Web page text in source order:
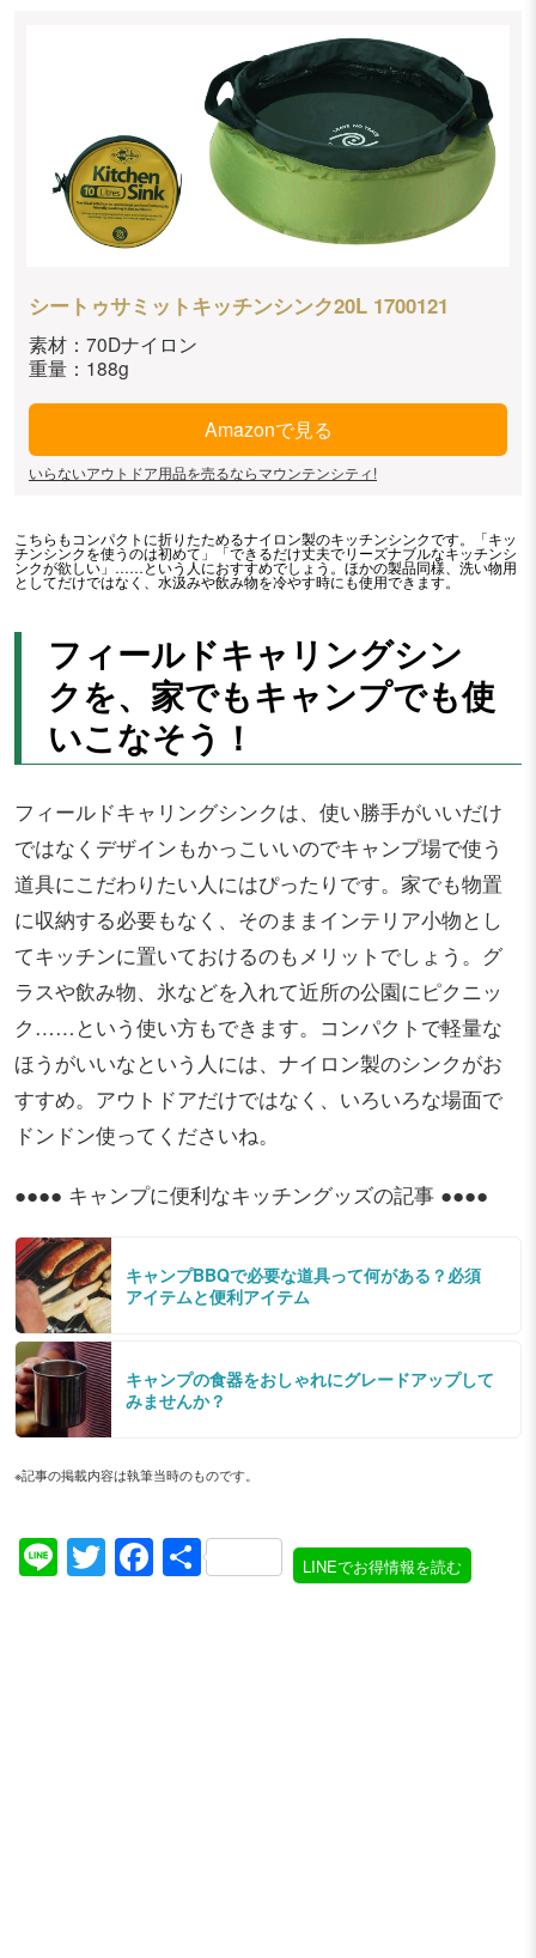
シートゥサミットキッチンシンク20L 1700121
素材：70Dナイロン
重量：188g
Amazonで見る
いらないアウトドア用品を売るならマウンテンシティ!
こちらもコンパクトに折りたためるナイロン製のキッチンシンクです。「キッ
チンシンクを使うのは初めて」「できるだけ丈夫でリーズナブルなキッチンシ
ンクが欲しい」……という人におすすめでしょう。ほかの製品同様、洗い物用
としてだけではなく、水汲みや飲み物を冷やす時にも使用できます。
フィールドキャリングシン
クを、家でもキャンプでも使
いこなそう！
フィールドキャリングシンクは、使い勝手がいいだけ
ではなくデザインもかっこいいのでキャンプ場で使う
道具にこだわりたい人にはぴったりです。家でも物置
に収納する必要もなく、そのままインテリア小物とし
てキッチンに置いておけるのもメリットでしょう。グ
ラスや飲み物、氷などを入れて近所の公園にピクニッ
ク……という使い方もできます。コンパクトで軽量な
ほうがいいなという人には、ナイロン製のシンクがお
すすめ。アウトドアだけではなく、いろいろな場面で
ドンドン使ってくださいね。
●●●● キャンプに便利なキッチングッズの記事 ●●●●
キャンプBBQで必要な道具って何がある？必須
アイテムと便利アイテム
キャンプの食器をおしゃれにグレードアップして
みませんか？
※記事の掲載内容は執筆当時のものです。
LineTwitter
Facebook
共
有
LINEでお得情報を読む